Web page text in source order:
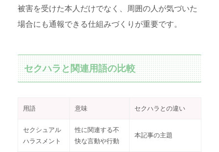
被害を受けた本人だけでなく、周囲の人が気づいた
場合にも通報できる仕組みづくりが重要です。
セクハラと関連用語の比較
用語 意味 セクハラとの違い
セクシュアル
ハラスメント
性に関連する不
快な言動や行動
本記事の主題